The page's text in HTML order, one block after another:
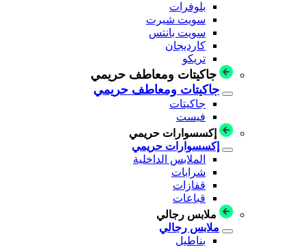
بلوفرات
سويت شيرت
سويت بانتس
كارديجان
تريكو
جاكيتات ومعاطف حريمي
جاكيتات ومعاطف حريمي
جاكيتات
فيست
إكسسوارات حريمي
إكسسوارات حريمي
الملابس الداخلية
شرابات
قفازات
قباعات
ملابس رجالي
ملابس رجالي
بناطيل